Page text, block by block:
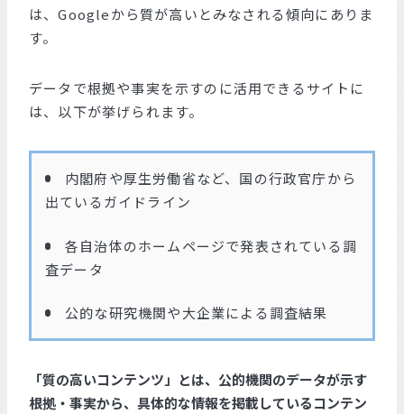
は、Googleから質が高いとみなされる傾向にありま
す。
データで根拠や事実を示すのに活用できるサイトに
は、以下が挙げられます。
内閣府や厚生労働省など、国の行政官庁から
出ているガイドライン
各自治体のホームページで発表されている調
査データ
公的な研究機関や大企業による調査結果
「質の高いコンテンツ」とは、公的機関のデータが示す
根拠・事実から、具体的な情報を掲載しているコンテン